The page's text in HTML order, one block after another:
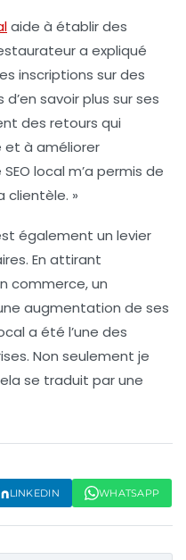
aide à établir des
a expliqué
inscriptions sur des
savoir plus sur ses
des retours qui
et à améliorer
SEO local m’a permis de
clientèle. »
également un levier
En attirant
commerce, un
augmentation de ses
a été l’une des
Non seulement je
se traduit par une
LINKEDIN WHATSAPP